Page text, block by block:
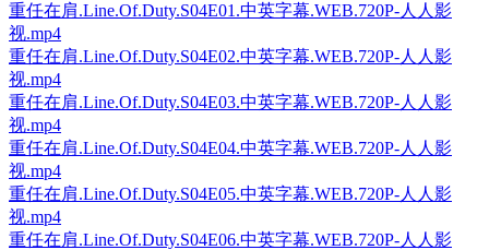
重任在肩.Line.Of.Duty.S04E01.中英字幕.WEB.720P-人人影
视.mp4
重任在肩.Line.Of.Duty.S04E02.中英字幕.WEB.720P-人人影
视.mp4
重任在肩.Line.Of.Duty.S04E03.中英字幕.WEB.720P-人人影
视.mp4
重任在肩.Line.Of.Duty.S04E04.中英字幕.WEB.720P-人人影
视.mp4
重任在肩.Line.Of.Duty.S04E05.中英字幕.WEB.720P-人人影
视.mp4
重任在肩.Line.Of.Duty.S04E06.中英字幕.WEB.720P-人人影